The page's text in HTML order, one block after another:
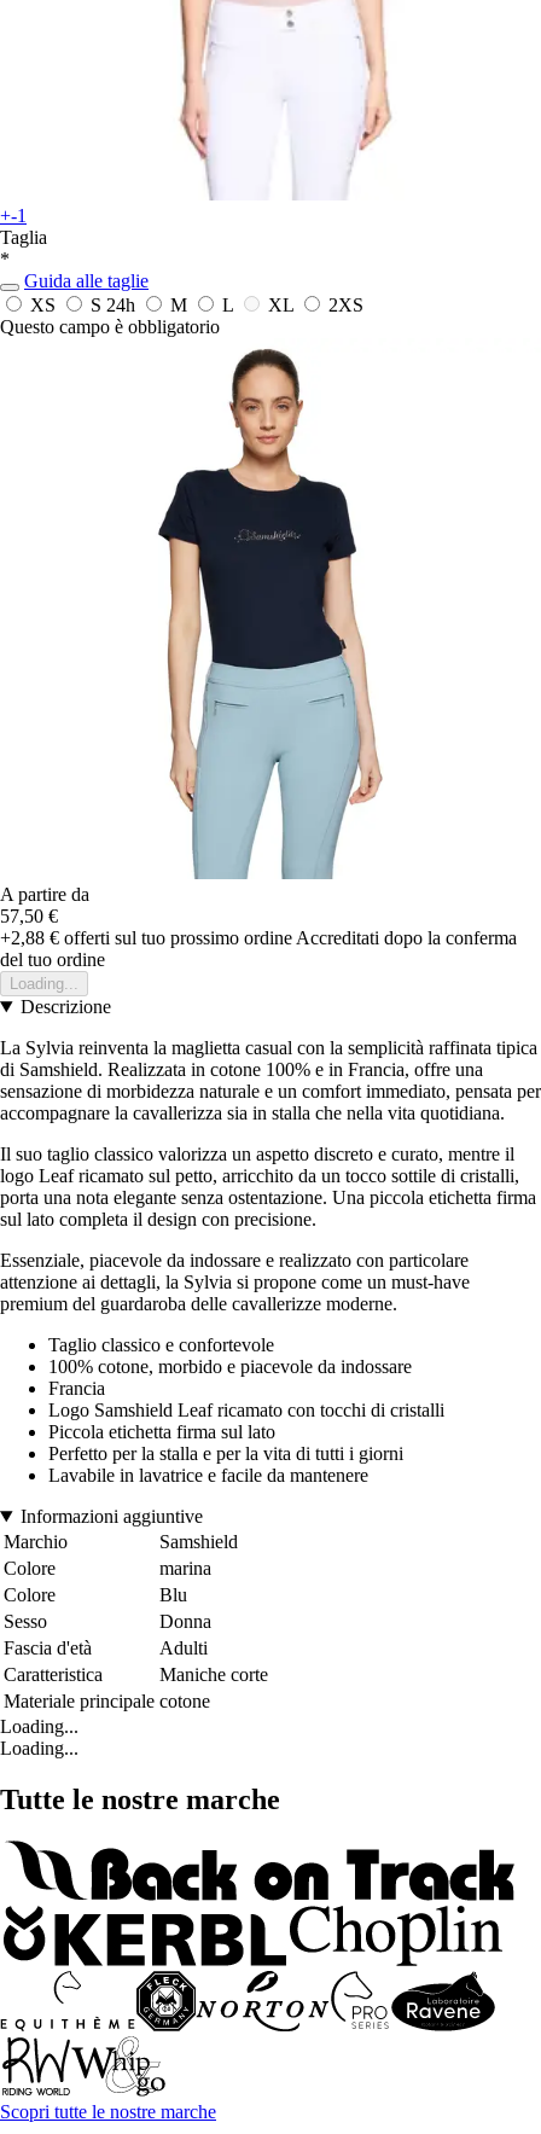
+-1
Taglia
*
Guida alle taglie
XS
S 24h M L XL
2XS
Questo campo è obbligatorio
A partire da
57,50 €
+2,88 € offerti sul tuo prossimo ordine Accreditati dopo la conferma
del tuo ordine
Loading...
Descrizione
La Sylvia reinventa la maglietta casual con la semplicità raffinata tipica
di Samshield. Realizzata in cotone 100% e in Francia, offre una
sensazione di morbidezza naturale e un comfort immediato, pensata per
accompagnare la cavallerizza sia in stalla che nella vita quotidiana.
Il suo taglio classico valorizza un aspetto discreto e curato, mentre il
logo Leaf ricamato sul petto, arricchito da un tocco sottile di cristalli,
porta una nota elegante senza ostentazione. Una piccola etichetta firma
sul lato completa il design con precisione.
Essenziale, piacevole da indossare e realizzato con particolare
attenzione ai dettagli, la Sylvia si propone come un must-have
premium del guardaroba delle cavallerizze moderne.
Taglio classico e confortevole
100% cotone, morbido e piacevole da indossare
Francia
Logo Samshield Leaf ricamato con tocchi di cristalli
Piccola etichetta firma sul lato
Perfetto per la stalla e per la vita di tutti i giorni
Lavabile in lavatrice e facile da mantenere
Informazioni aggiuntive
Marchio
Samshield
Colore
marina
Colore
Blu
Sesso
Donna
Fascia d'età
Adulti
Caratteristica
Maniche corte
Materiale principale cotone
Loading...
Loading...
Tutte le nostre marche
Scopri tutte le nostre marche